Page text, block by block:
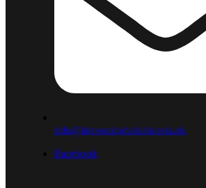
info@dreveniceholubkovia.sk
Facebook